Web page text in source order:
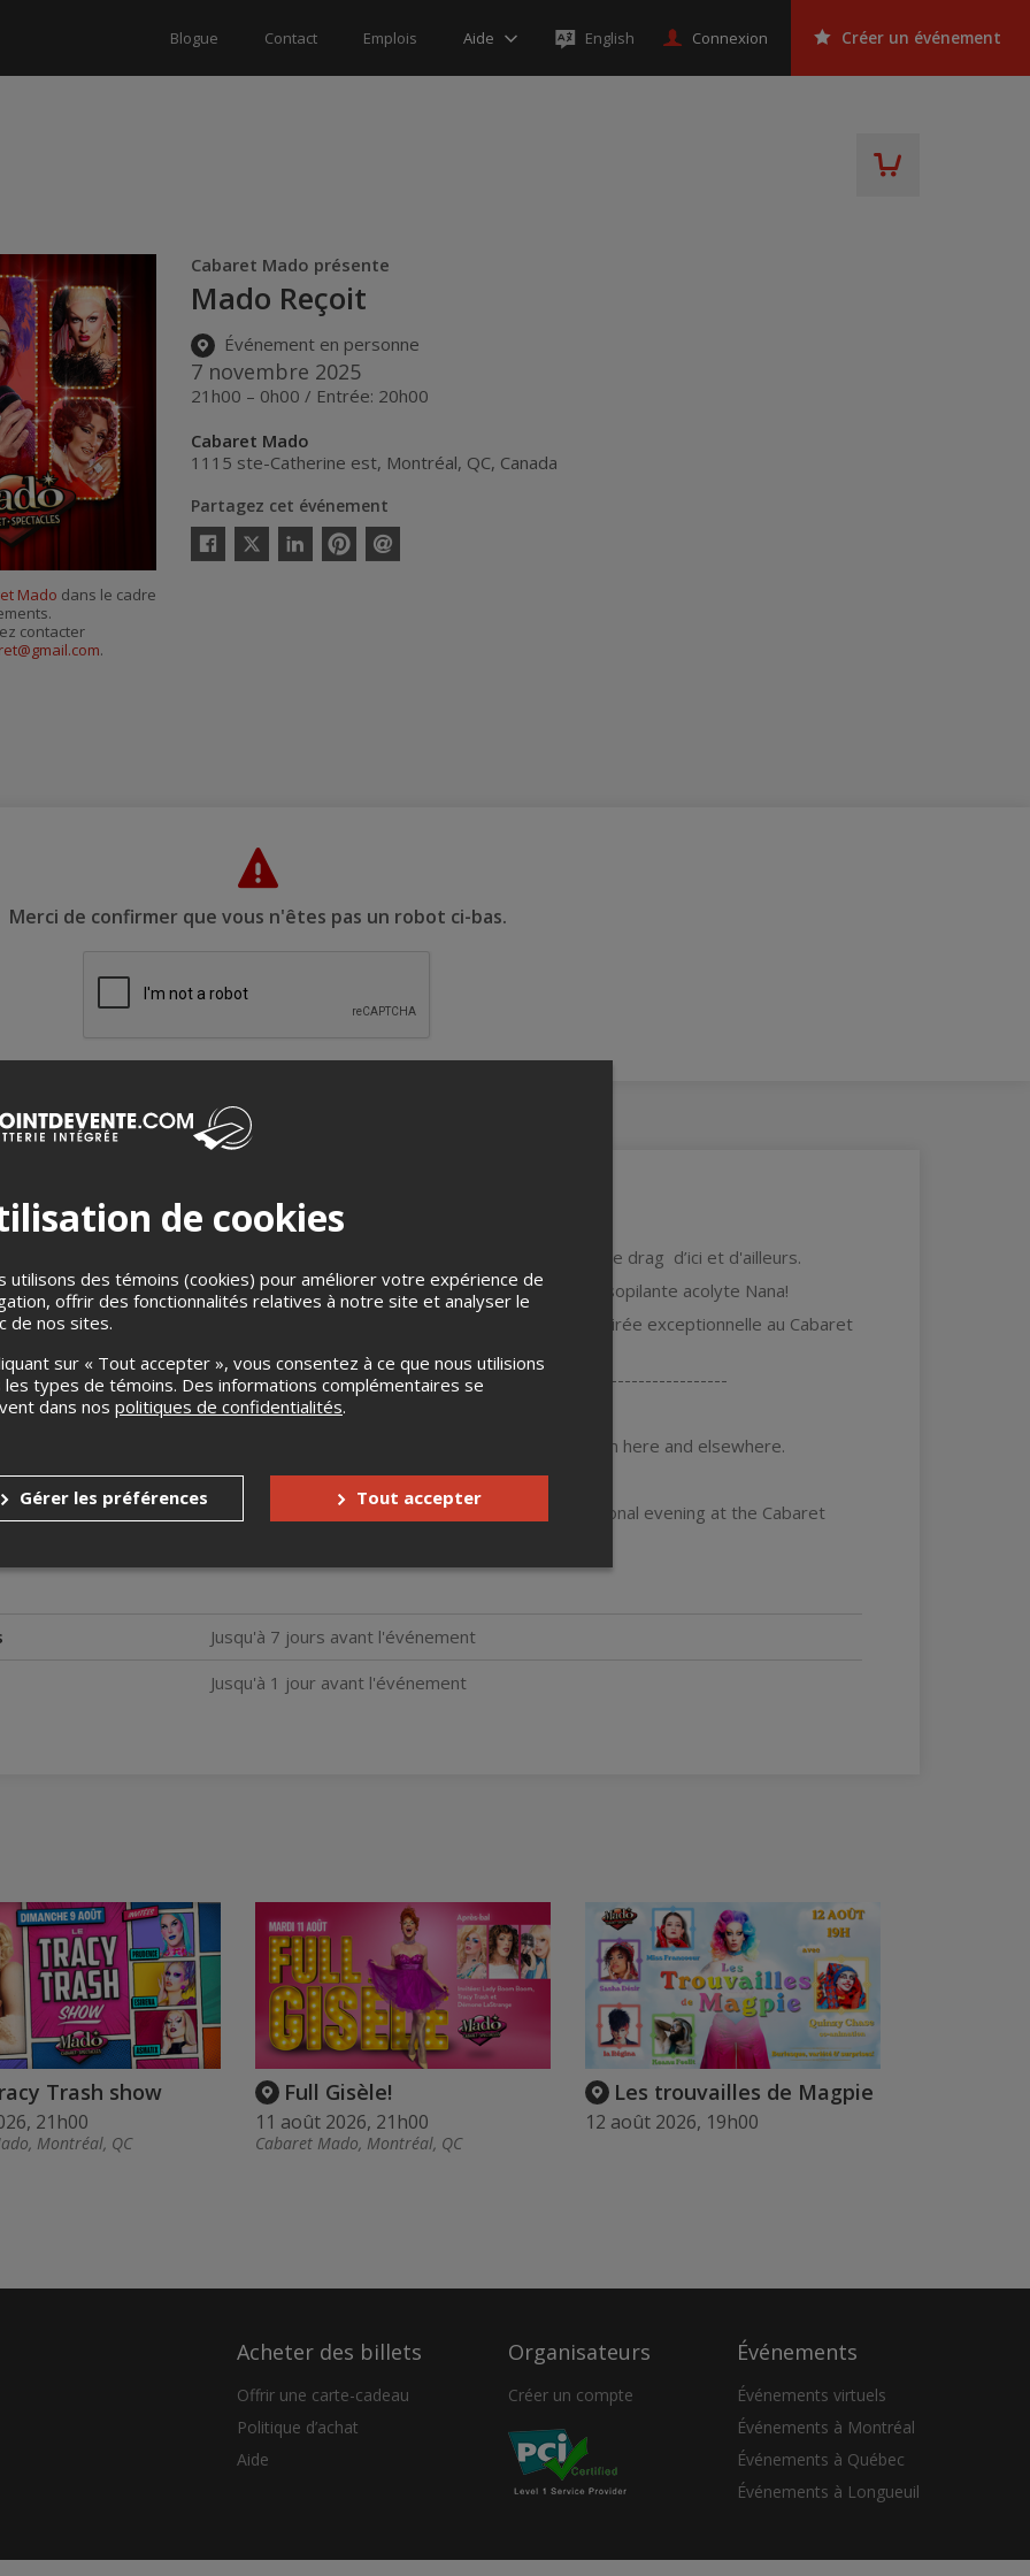
Blogue Contact Emplois Aide English Connexion Créer un événement
Cabaret Mado présente
Mado Reçoit
Événement en personne
7 novembre 2025
21h00 – 0h00 / Entrée: 20h00
Cabaret Mado
1115 ste-Catherine est, Montréal, QC, Canada
Partagez cet événement
Facebook
Twitter
LinkedinPinterestEnvoyer
Mado dans le cadre
contacter
.
Merci de confirmer que vous n'êtes pas un robot ci-bas.
au fil du temps, le spectacle à voir à Montréal !
et unique, on y présente chaque semaine les meilleurs artistes de la scène drag d’ici et d'ailleurs.
vous hebdomadaire d’une "main de maîtresse" accompagnée par sa désopilante acolyte Nana!
de ses 35 ans de complicité, installe une ambiance propice à passer une soirée exceptionnelle au Cabaret
over the time, the show to see in Montreal!
unique, each week we present the best performers of the drag scene from here and elsewhere.
event with a master’s hand, accompanied by hilarious sidekick Nana!
strong of its 35 years of complicity, sets the right mood to spend an exceptional evening at the Cabaret
Jusqu'à 7 jours avant l'événement
Jusqu'à 1 jour avant l'événement
Trash show
21h00
Montréal, QC
Full Gisèle!
11 août 2026, 21h00
Cabaret Mado, Montréal, QC
Les trouvailles de Magpie
12 août 2026, 19h00
Acheter des billets
Offrir une carte-cadeau
Politique d’achat
Aide
Organisateurs
Créer un compte
Événements
Événements virtuels
Événements à Montréal
Événements à Québec
Événements à Longueuil
de cookies
utilisons des témoins (cookies) pour améliorer votre expérience de
offrir des fonctionnalités relatives à notre site et analyser le
de nos sites.
sur « Tout accepter », vous consentez à ce que nous utilisions
les types de témoins. Des informations complémentaires se
dans nos politiques de confidentialités.
Gérer les préférences Tout accepter